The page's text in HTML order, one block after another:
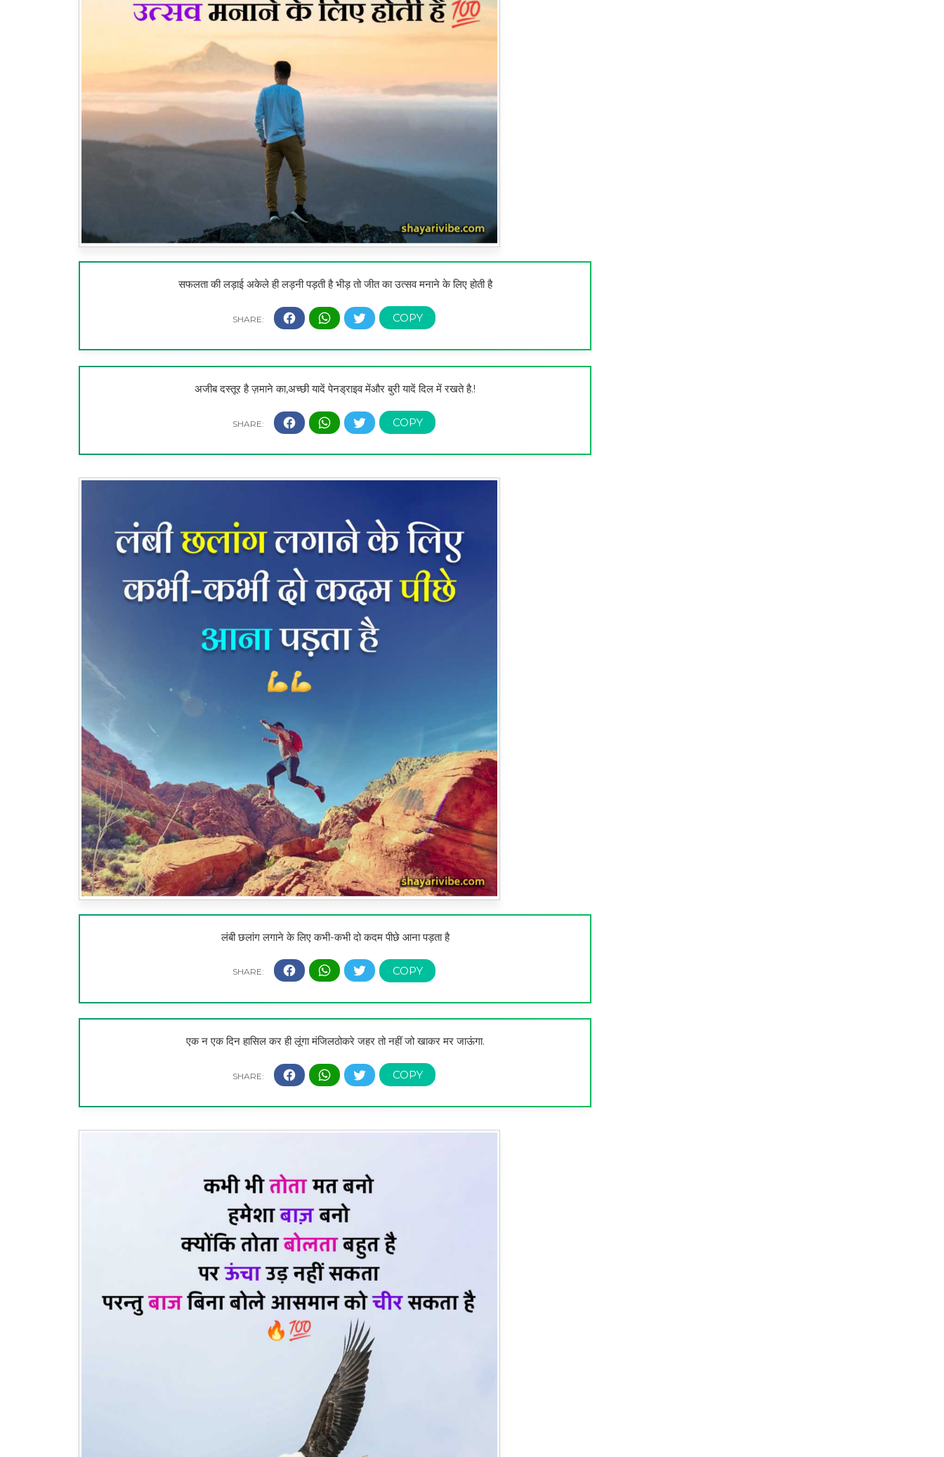
सफलता की लड़ाई अकेले ही लड़नी पड़ती है भीड़ तो जीत का उत्सव मनाने के लिए होती है
अजीब दस्तूर है ज़माने का,अच्छी यादें पेनड्राइव मेंऔर बुरी यादें दिल में रखते है.!
लंबी छलांग लगाने के लिए कभी-कभी दो कदम पीछे आना पड़ता है
एक न एक दिन हासिल कर ही लूंगा मंजिलठोकरे जहर तो नहीं जो खाकर मर जाऊंगा.